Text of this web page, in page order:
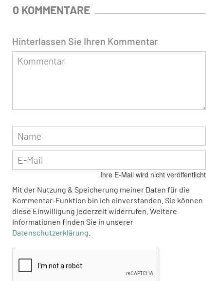
0 KOMMENTARE
Hinterlassen Sie Ihren Kommentar
Ihre E-Mail wird nicht veröffentlicht
Mit der Nutzung & Speicherung meiner Daten für die
Kommentar-Funktion bin ich einverstanden. Sie können
diese Einwilligung jederzeit widerrufen. Weitere
Informationen finden Sie in unserer
Datenschutzerklärung